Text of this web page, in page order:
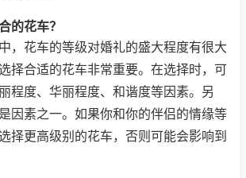
的花车？
，花车的等级对婚礼的盛大程度有很大
择合适的花车非常重要。在选择时，可
程度、华丽程度、和谐度等因素。另
因素之一。如果你和你的伴侣的情缘等
择更高级别的花车，否则可能会影响到